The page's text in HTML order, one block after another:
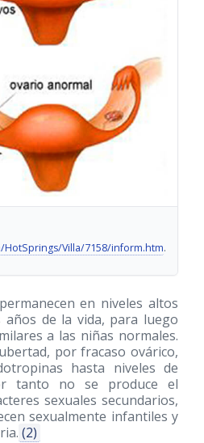
Villa/7158/inform.htm.
en niveles altos
de la vida, para luego
a las niñas normales.
por fracaso ovárico,
hasta niveles de
tanto no se produce el
sexuales secundarios,
sexualmente infantiles y
(2)